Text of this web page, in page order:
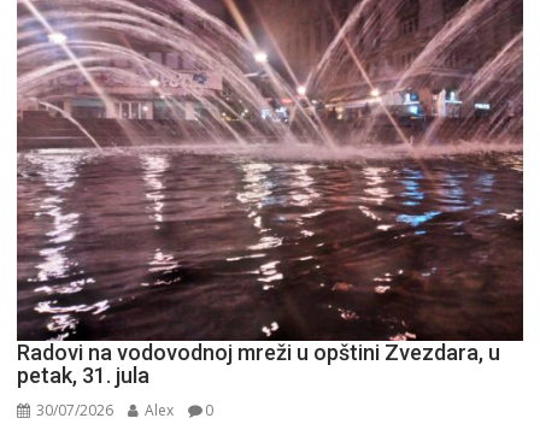
Radovi na vodovodnoj mreži u opštini Zvezdara, u
petak, 31. jula
30/07/2026 Alex 0